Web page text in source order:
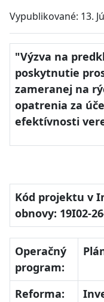
Vypublikované: 13.
"Výzva na
poskytnutie
zameranej na
opatrenia za
efektívnosti
Kód projektu v
obnovy: 19I02-
Operačný
program:
Reforma: